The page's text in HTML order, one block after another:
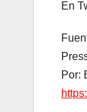
En
Por: